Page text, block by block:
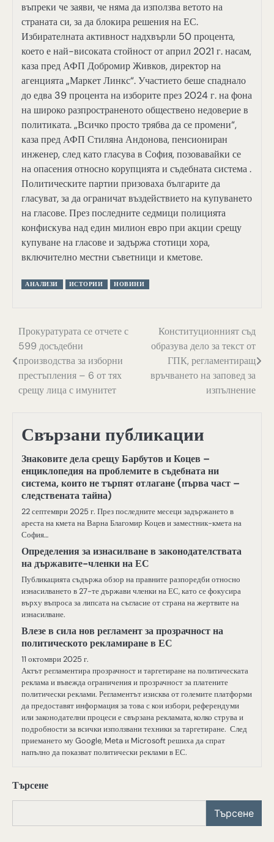
въпреки че заяви, че няма да използва ветото на
страната си, за да блокира решения на ЕС.
Избирателната активност надхвърли 50 процента,
което е най-високата стойност от април 2021 г. насам,
каза пред АФП Добромир Живков, директор на
агенцията „Маркет Линкс“. Участието беше спаднало
до едва 39 процента на изборите през 2024 г. на фона
на широко разпространеното обществено недоверие в
политиката. „Всичко просто трябва да се промени“,
каза пред АФП Стиляна Андонова, пенсиониран
инженер, след като гласува в София, позовавайки се
на опасения относно корупцията и съдебната система .
Политическите партии призоваха българите да
гласуват, за да ограничат въздействието на купуването
на гласове. През последните седмици полицията
конфискува над един милион евро при акции срещу
купуване на гласове и задържа стотици хора,
включително местни съветници и кметове.
АНАЛИЗИ ИСТОРИИ НОВИНИ
Навигация
Прокуратурата се отчете с
599 досъдебни
производства за изборни
престъпления – 6 от тях
срещу лица с имунитет
Конституционният съд
образува дело за текст от
ГПК, регламентиращ
връчването на заповед за
изпълнение
Свързани публикации
Знаковите дела срещу Барбутов и Коцев –
енциклопедия на проблемите в съдебната ни
система, които не търпят отлагане (първа част –
следствената тайна)
22 септември 2025 г. През последните месеци задържането в
ареста на кмета на Варна Благомир Коцев и заместник-кмета на
София…
Определения за изнасилване в законодателствата
на държавите-членки на ЕС
Публикацията съдържа обзор на правните разпоредби относно
изнасилването в 27-те държави членки на ЕС, като се фокусира
върху въпроса за липсата на съгласие от страна на жертвите на
изнасилване.
Влезе в сила нов регламент за прозрачност на
политическото рекламиране в ЕС
11 октомври 2025 г.
Актът регламентира прозрачност и таргетиране на политическата
реклама и въвежда ограничения и прозрачност за платените
политически реклами. Регламентът изисква от големите платформи
да предоставят информация за това с кои избори, референдуми
или законодателни процеси е свързана рекламата, колко струва и
подробности за всички използвани техники за таргетиране. След
приемането му Google, Meta и Microsoft решиха да спрат
напълно да показват политически реклами в ЕС.
Търсене
Търсене